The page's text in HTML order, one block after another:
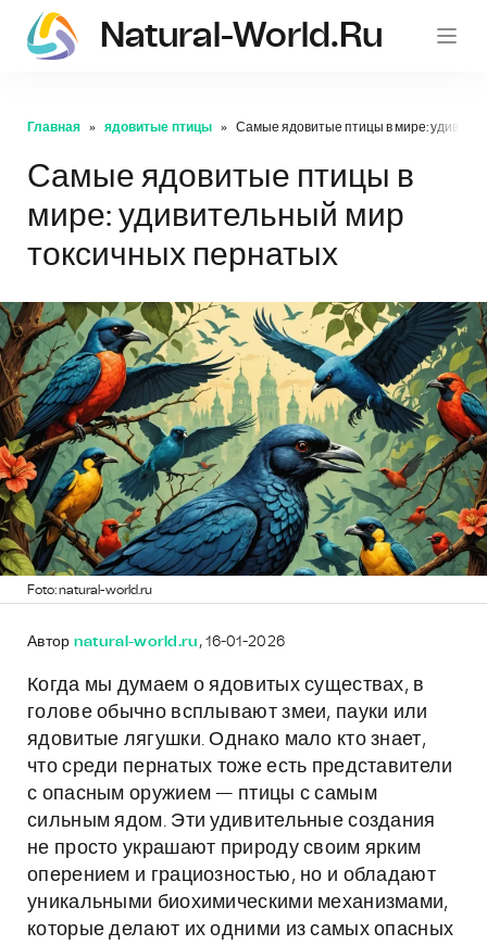
Natural-World.ru
Главная ядовитые птицы Самые ядовитые птицы в мире:
Самые ядовитые птицы в
мире: удивительный мир
токсичных пернатых
Foto: natural-world.ru
Автор natural-world.ru , 16-01-2026
Когда мы думаем о ядовитых существах, в
голове обычно всплывают змеи, пауки или
ядовитые лягушки. Однако мало кто знает,
что среди пернатых тоже есть представители
с опасным оружием — птицы с самым
сильным ядом. Эти удивительные создания
не просто украшают природу своим ярким
оперением и грациозностью, но и обладают
уникальными биохимическими механизмами,
которые делают их одними из самых опасных